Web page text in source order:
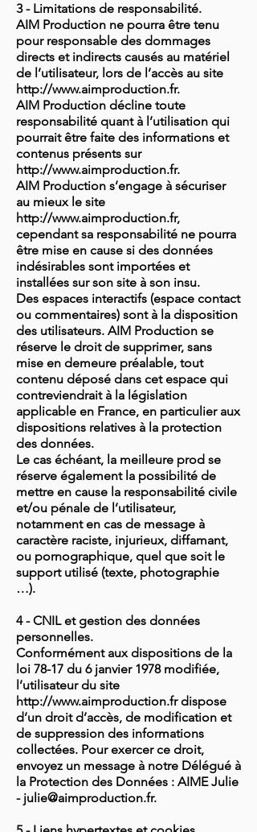
3 - Limitations de responsabilité.
AIM Production ne pourra être tenu
pour responsable des dommages
directs et indirects causés au matériel
de l’utilisateur, lors de l’accès au site
http://www.aimproduction.fr.
AIM Production décline toute
responsabilité quant à l’utilisation qui
pourrait être faite des informations et
contenus présents sur
http://www.aimproduction.fr.
AIM Production s’engage à sécuriser
au mieux le site
http://www.aimproduction.fr,
cependant sa responsabilité ne pourra
être mise en cause si des données
indésirables sont importées et
installées sur son site à son insu.
Des espaces interactifs (espace contact
ou commentaires) sont à la disposition
des utilisateurs. AIM Production se
réserve le droit de supprimer, sans
mise en demeure préalable, tout
contenu déposé dans cet espace qui
contreviendrait à la législation
applicable en France, en particulier aux
dispositions relatives à la protection
des données.
Le cas échéant, la meilleure prod se
réserve également la possibilité de
mettre en cause la responsabilité civile
et/ou pénale de l’utilisateur,
notamment en cas de message à
caractère raciste, injurieux, diffamant,
ou pornographique, quel que soit le
support utilisé (texte, photographie
…).
4 - CNIL et gestion des données
personnelles.
Conformément aux dispositions de la
loi 78-17 du 6 janvier 1978 modifiée,
l’utilisateur du site
http://www.aimproduction.fr dispose
d’un droit d’accès, de modification et
de suppression des informations
collectées. Pour exercer ce droit,
envoyez un message à notre Délégué à
la Protection des Données : AIME Julie
- julie@aimproduction.fr.